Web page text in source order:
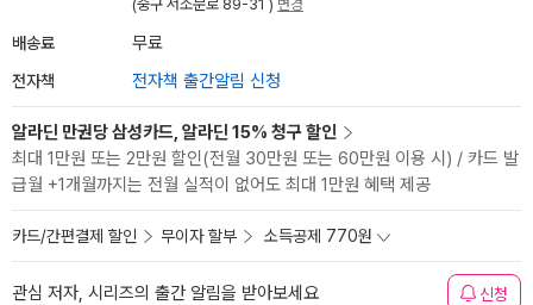
(중구 서소문로 89-31 ) 변경
배송료 무료
전자책 전자책 출간알림 신청
알라딘 만권당 삼성카드, 알라딘 15% 청구 할인
최대 1만원 또는 2만원 할인(전월 30만원 또는 60만원 이용 시) / 카드 발
급월 +1개월까지는 전월 실적이 없어도 최대 1만원 혜택 제공
카드/간편결제 할인 무이자 할부 소득공제 770원
관심 저자, 시리즈의 출간 알림을 받아보세요 신청